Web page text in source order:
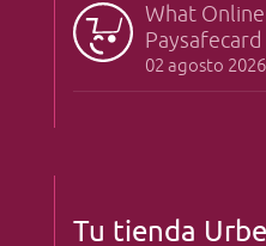
What
Paysafecard
02 agosto 2026
Tu tienda